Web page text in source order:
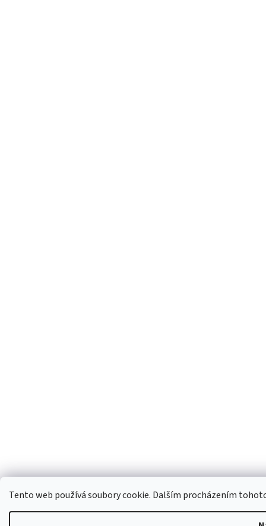
Tento web používá soubory cookie. Dalším procházením